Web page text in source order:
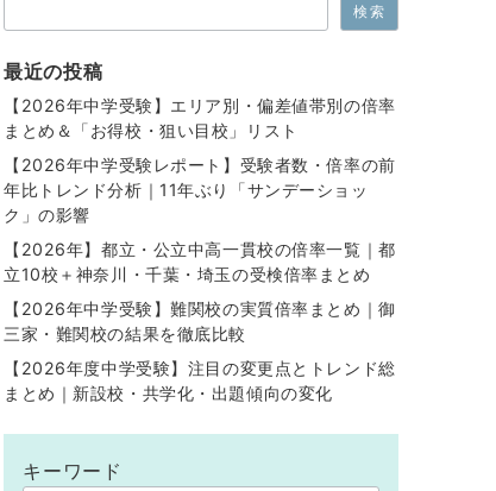
検索
最近の投稿
【2026年中学受験】エリア別・偏差値帯別の倍率
まとめ＆「お得校・狙い目校」リスト
【2026年中学受験レポート】受験者数・倍率の前
年比トレンド分析｜11年ぶり「サンデーショッ
ク」の影響
【2026年】都立・公立中高一貫校の倍率一覧｜都
立10校＋神奈川・千葉・埼玉の受検倍率まとめ
【2026年中学受験】難関校の実質倍率まとめ｜御
三家・難関校の結果を徹底比較
【2026年度中学受験】注目の変更点とトレンド総
まとめ｜新設校・共学化・出題傾向の変化
キーワード